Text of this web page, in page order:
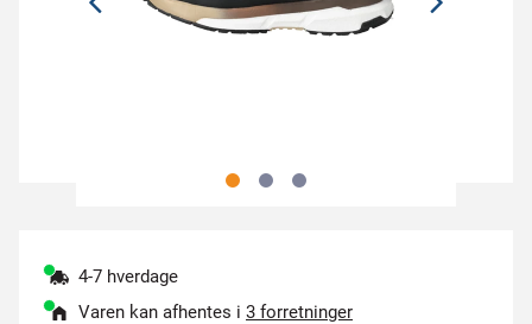
4-7 hverdage
Varen kan afhentes i 3 forretninger